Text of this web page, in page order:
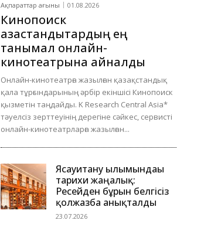
Ақпараттар ағыны 01.08.2026
Кинопоиск
қазақстандықтардың ең
танымал онлайн-
кинотеатрына айналды
Онлайн-кинотеатрға жазылған қазақстандық
қала тұрғындарының әрбір екіншісі Кинопоиск
қызметін таңдайды. K Research Central Asia*
тәуелсіз зерттеуінің дерегіне сәйкес, сервисті
онлайн-кинотеатрларға жазылған...
Ясауитану ғылымындағы
тарихи жаңалық:
Ресейден бұрын белгісіз
қолжазба анықталды
23.07.2026